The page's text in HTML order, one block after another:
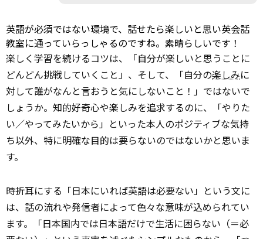
英語が必須ではない環境で、話せたら楽しいと思い英会話
教室に通っていらっしゃるのですね。素晴らしいです！
楽しく学習を続けるコツは、「自分が楽しいと思うことに
どんどん挑戦していくこと」、そして、「自分の楽しみに
対して誰がなんと言おうと気にしないこと！」ではないで
しょうか。知的好奇心や楽しみを追求するのに、「やりた
い／やってみたいから」といった本人のポジティブな気持
ち以外、特に明確な目的は要らないのではないかと思いま
す。
時折耳にする「日本にいれば英語は必要ない」という文に
は、話の流れや発信者によって色々な意味が込められてい
ます。「日本国内では日本語だけで生活に困らない（＝必